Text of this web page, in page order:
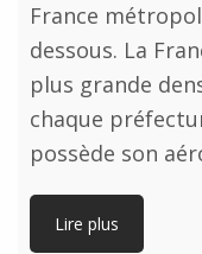
France
dessous. La
plus grande
chaque
possède son
Lire plus